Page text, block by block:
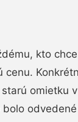
kto
cenu.
omietku
odvedené